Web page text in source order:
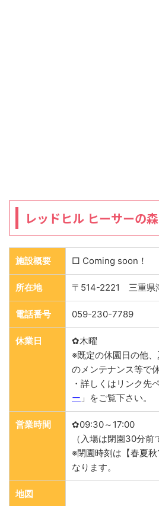
レッドヒル ヒーサーの森
施設概要 □ Coming soon！
所在地 〒514-2221 三重県
電話番号 059-230-7789
休業日
✿木曜
※既定の休園日の他
のメンテナンス等で
・詳しくはリンク先
ー 」をご覧下さい。
営業時間
✿09:30～17:00
（入場は閉園30分前
※閉園時刻は【春夏
なります。
地図